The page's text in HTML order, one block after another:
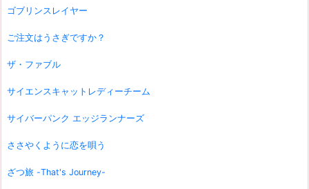
ゴブリンスレイヤー
ご注文はうさぎですか？
ザ・ファブル
サイエンスキャットレディーチーム
サイバーパンク エッジランナーズ
ささやくように恋を唄う
ざつ旅 -That's Journey-